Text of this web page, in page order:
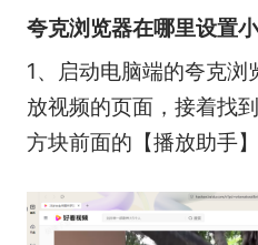
夸克浏览器在哪里设置
1、启动电脑端的夸克
放视频的页面，接着找
方块前面的【播放助手